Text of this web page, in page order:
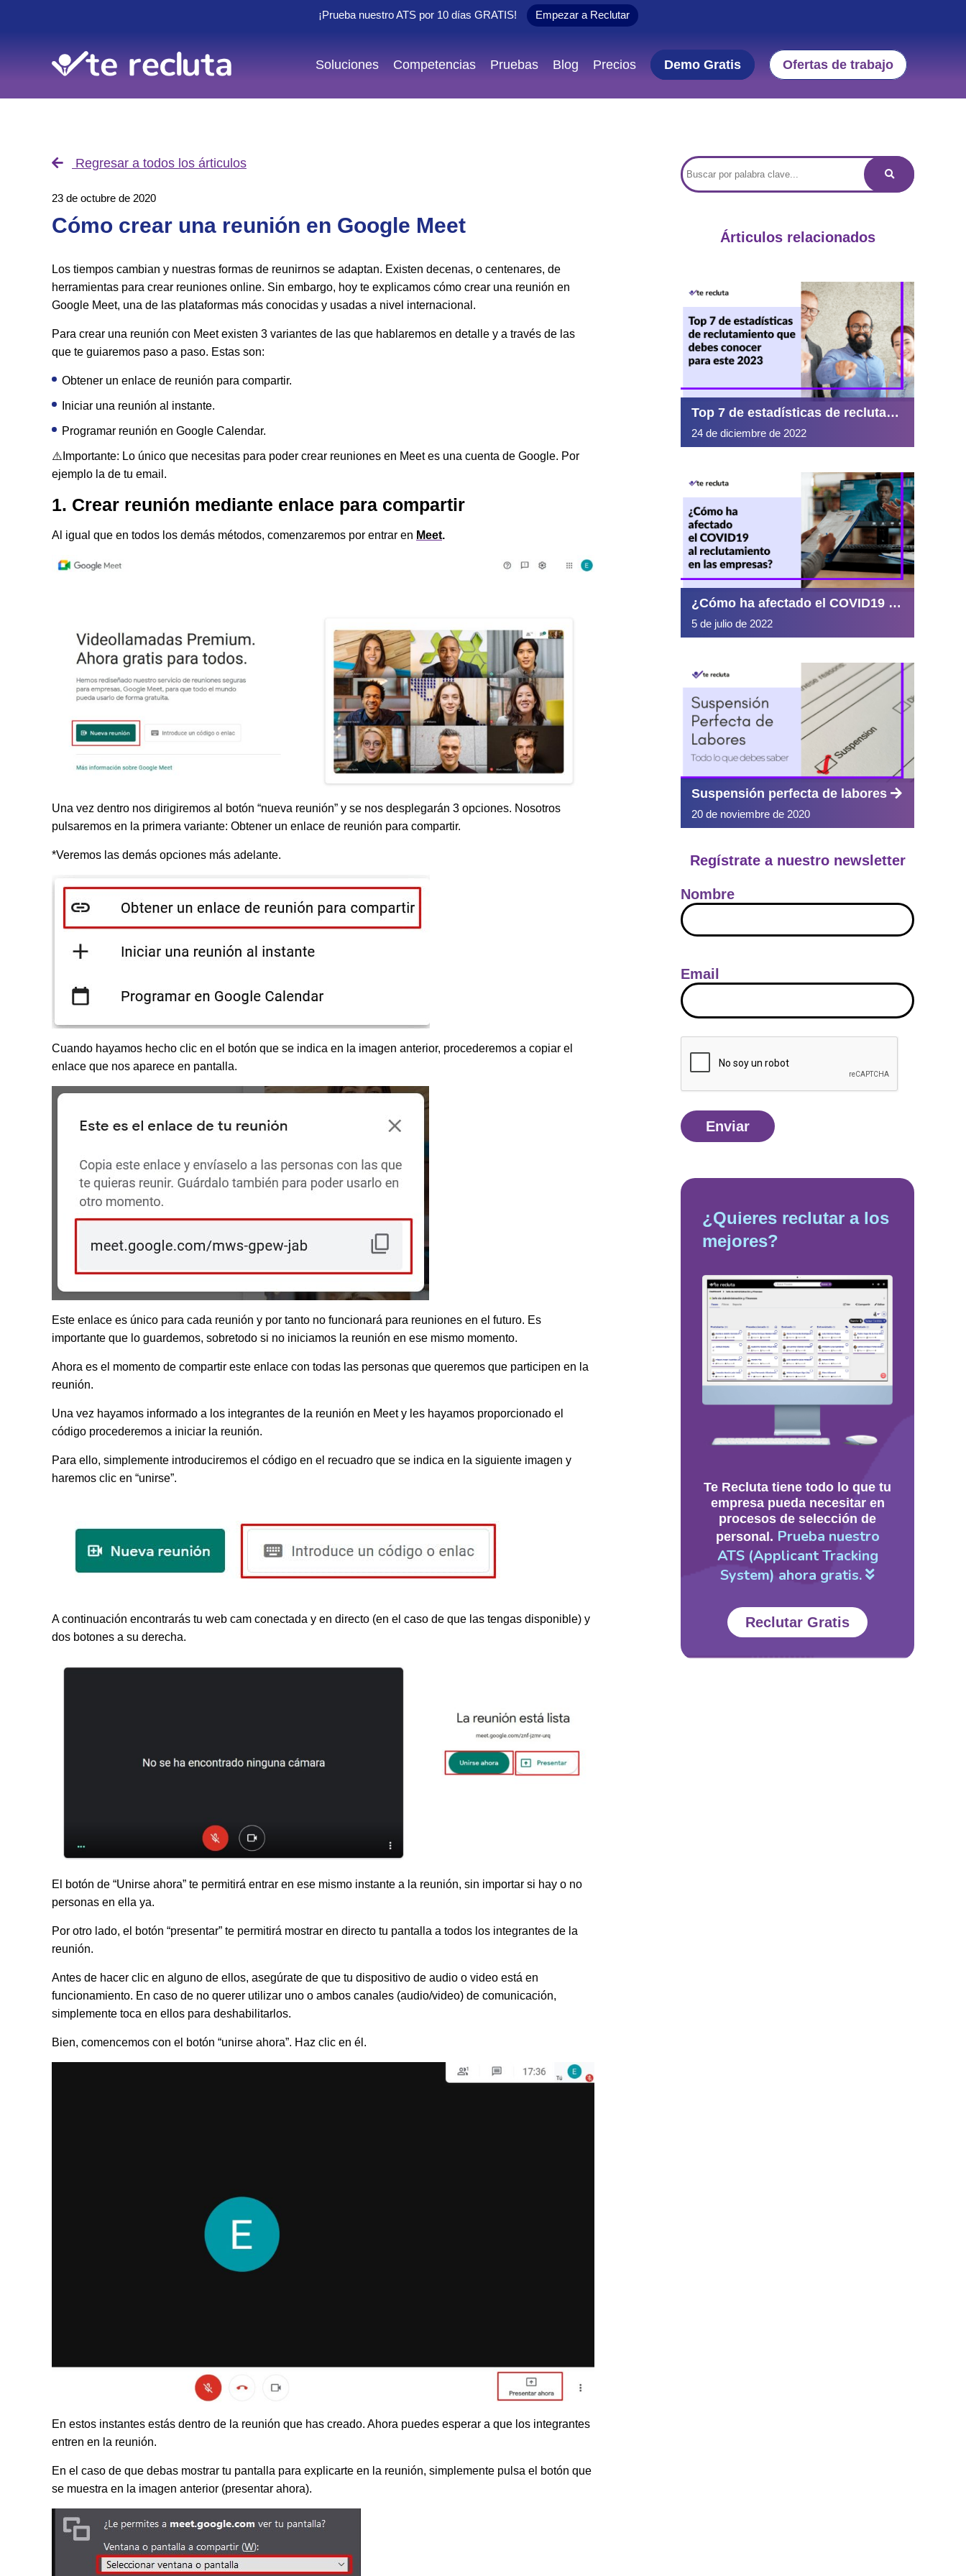
¡Prueba nuestro ATS por 10 días GRATIS! Empezar a Reclutar
Soluciones Competencias Pruebas Blog Precios Demo Gratis Ofertas de trabajo
Regresar a todos los árticulos
23 de octubre de 2020
Cómo crear una reunión en Google Meet
Los tiempos cambian y nuestras formas de reunirnos se adaptan. Existen decenas, o centenares, de
herramientas para crear reuniones online. Sin embargo, hoy te explicamos cómo crear una reunión en
Google Meet, una de las plataformas más conocidas y usadas a nivel internacional.
Para crear una reunión con Meet existen 3 variantes de las que hablaremos en detalle y a través de las
que te guiaremos paso a paso. Estas son:
Obtener un enlace de reunión para compartir.
Iniciar una reunión al instante.
Programar reunión en Google Calendar.
⚠️Importante: Lo único que necesitas para poder crear reuniones en Meet es una cuenta de Google. Por
ejemplo la de tu email.
1. Crear reunión mediante enlace para compartir
Al igual que en todos los demás métodos, comenzaremos por entrar en Meet.
Una vez dentro nos dirigiremos al botón “nueva reunión” y se nos desplegarán 3 opciones. Nosotros
pulsaremos en la primera variante: Obtener un enlace de reunión para compartir.
*Veremos las demás opciones más adelante.
Cuando hayamos hecho clic en el botón que se indica en la imagen anterior, procederemos a copiar el
enlace que nos aparece en pantalla.
Este enlace es único para cada reunión y por tanto no funcionará para reuniones en el futuro. Es
importante que lo guardemos, sobretodo si no iniciamos la reunión en ese mismo momento.
Ahora es el momento de compartir este enlace con todas las personas que queremos que participen en la
reunión.
Una vez hayamos informado a los integrantes de la reunión en Meet y les hayamos proporcionado el
código procederemos a iniciar la reunión.
Para ello, simplemente introduciremos el código en el recuadro que se indica en la siguiente imagen y
haremos clic en “unirse”.
A continuación encontrarás tu web cam conectada y en directo (en el caso de que las tengas disponible) y
dos botones a su derecha.
El botón de “Unirse ahora” te permitirá entrar en ese mismo instante a la reunión, sin importar si hay o no
personas en ella ya.
Por otro lado, el botón “presentar” te permitirá mostrar en directo tu pantalla a todos los integrantes de la
reunión.
Antes de hacer clic en alguno de ellos, asegúrate de que tu dispositivo de audio o video está en
funcionamiento. En caso de no querer utilizar uno o ambos canales (audio/video) de comunicación,
simplemente toca en ellos para deshabilitarlos.
Bien, comencemos con el botón “unirse ahora”. Haz clic en él.
En estos instantes estás dentro de la reunión que has creado. Ahora puedes esperar a que los integrantes
entren en la reunión.
En el caso de que debas mostrar tu pantalla para explicarte en la reunión, simplemente pulsa el botón que
se muestra en la imagen anterior (presentar ahora).
Árticulos relacionados
Top 7 de estadísticas de reclutamiento que debes conocer para este 2023
24 de diciembre de 2022
¿Cómo ha afectado el COVID19 al reclutamiento en las empresas?
5 de julio de 2022
Suspensión perfecta de labores
20 de noviembre de 2020
Regístrate a nuestro newsletter
Nombre
Email
¿Quieres reclutar a los
mejores?
Te Recluta tiene todo lo que tu
empresa pueda necesitar en
procesos de selección de
personal. Prueba nuestro
ATS (Applicant Tracking
System) ahora gratis.
Reclutar Gratis